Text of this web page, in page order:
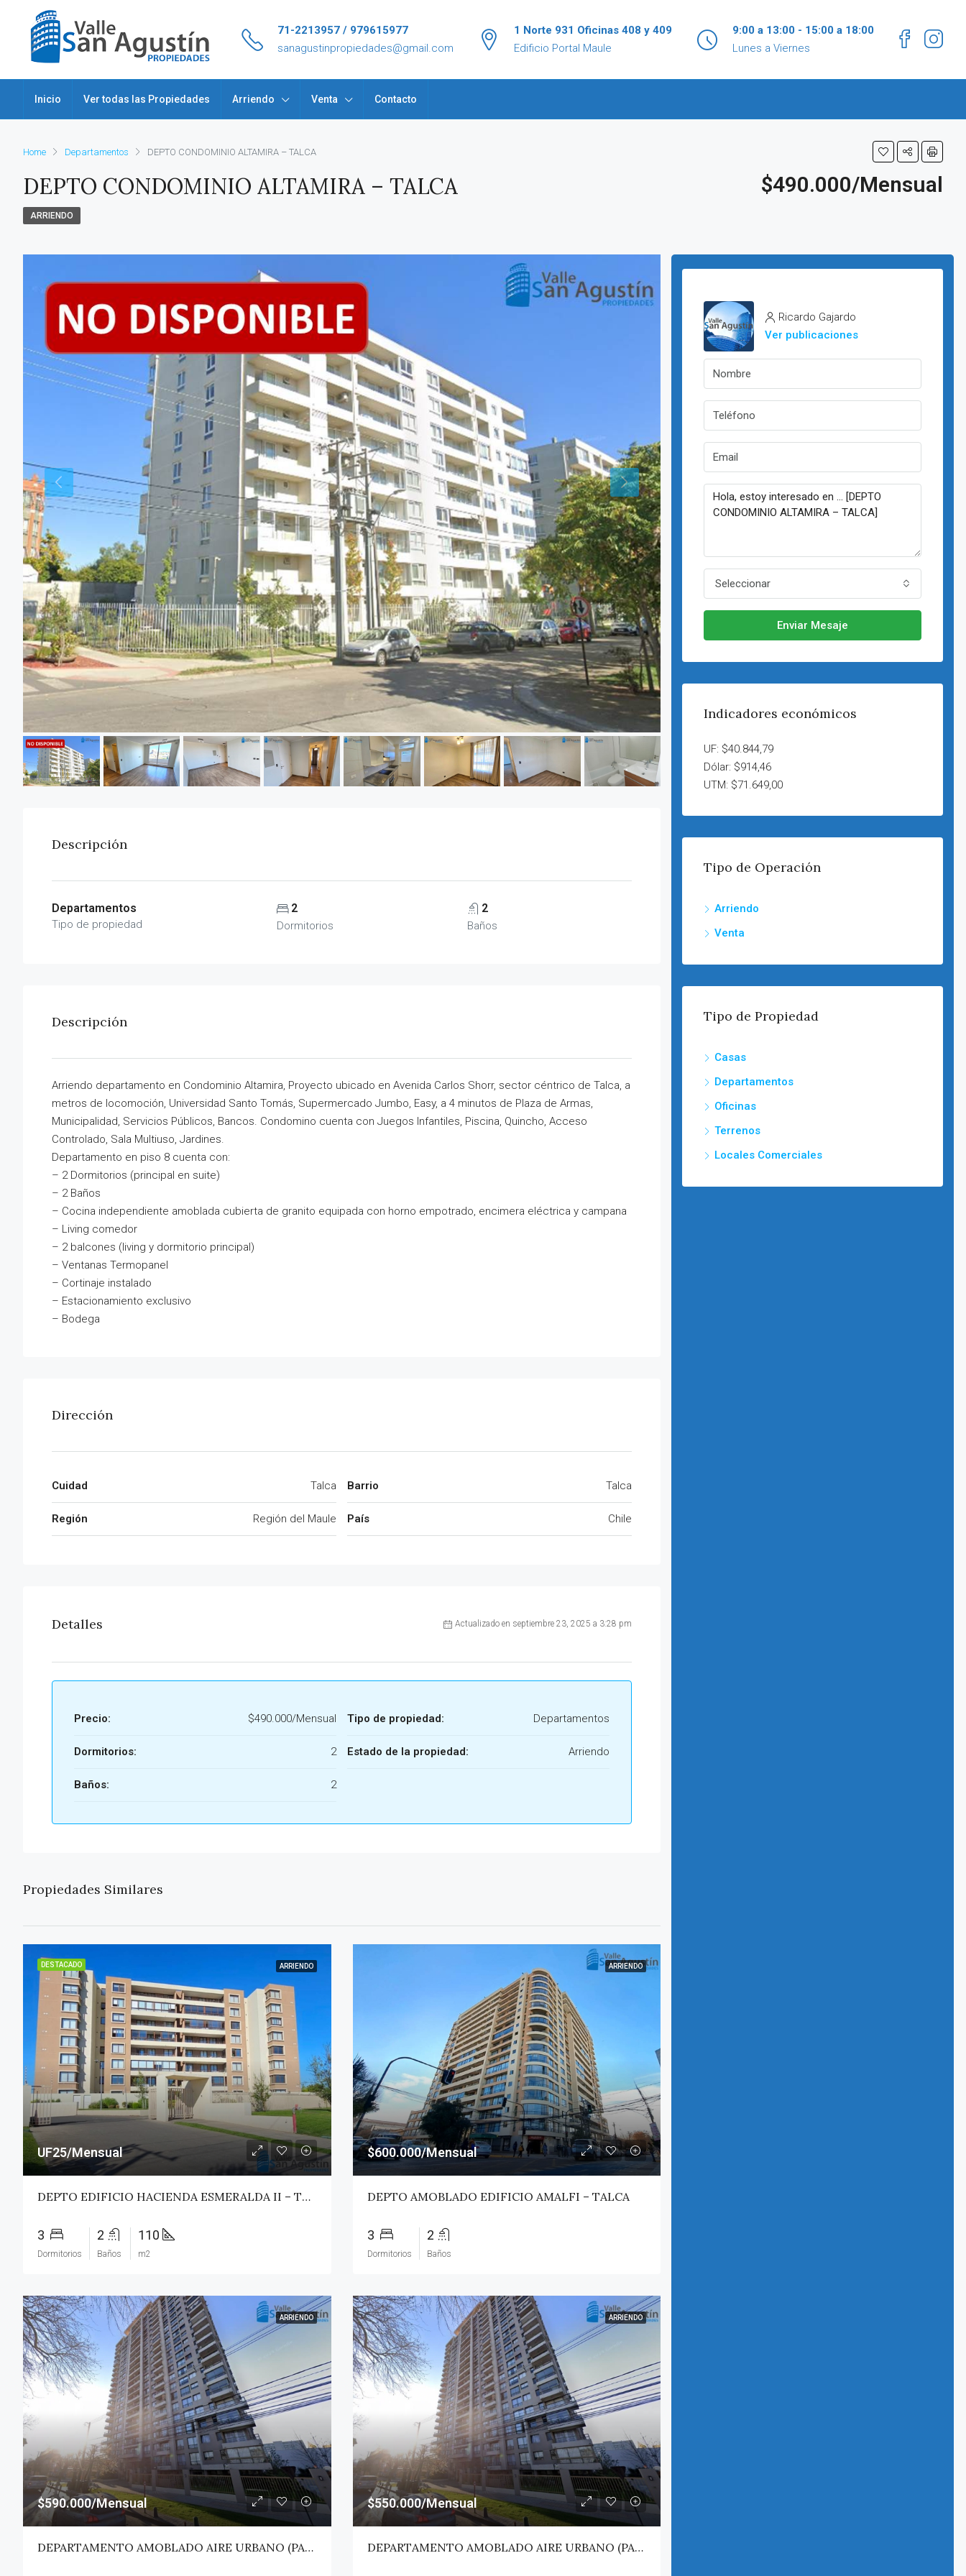
71-2213957 / 979615977
sanagustinpropiedades@gmail.com
1 Norte 931 Oficinas 408 y 409
Edificio Portal Maule
9:00 a 13:00 - 15:00 a 18:00
Lunes a Viernes
Inicio Ver todas las Propiedades Arriendo Venta Contacto
Home Departamentos DEPTO CONDOMINIO ALTAMIRA – TALCA
DEPTO CONDOMINIO ALTAMIRA – TALCA $490.000/Mensual
ARRIENDO
Descripción
Departamentos
Tipo de propiedad
2
Dormitorios
2
Baños
Descripción
Arriendo departamento en Condominio Altamira, Proyecto ubicado en Avenida Carlos Shorr, sector céntrico de Talca, a
metros de locomoción, Universidad Santo Tomás, Supermercado Jumbo, Easy, a 4 minutos de Plaza de Armas,
Municipalidad, Servicios Públicos, Bancos. Condomino cuenta con Juegos Infantiles, Piscina, Quincho, Acceso
Controlado, Sala Multiuso, Jardines.
Departamento en piso 8 cuenta con:
– 2 Dormitorios (principal en suite)
– 2 Baños
– Cocina independiente amoblada cubierta de granito equipada con horno empotrado, encimera eléctrica y campana
– Living comedor
– 2 balcones (living y dormitorio principal)
– Ventanas Termopanel
– Cortinaje instalado
– Estacionamiento exclusivo
– Bodega
Dirección
Cuidad Talca
Región Región del Maule
Barrio Talca
País Chile
Detalles Actualizado en septiembre 23, 2025 a 3:28 pm
Precio: $490.000/Mensual
Dormitorios: 2
Baños: 2
Tipo de propiedad: Departamentos
Estado de la propiedad: Arriendo
Propiedades Similares
DESTACADO ARRIENDO
UF25/Mensual
DEPTO EDIFICIO HACIENDA ESMERALDA II – TALCA
3
Dormitorios
2
Baños
110
m2
ARRIENDO
$600.000/Mensual
DEPTO AMOBLADO EDIFICIO AMALFI – TALCA
3
Dormitorios
2
Baños
ARRIENDO
$590.000/Mensual
DEPARTAMENTO AMOBLADO AIRE URBANO (PAZ) – TALCA
ARRIENDO
$550.000/Mensual
DEPARTAMENTO AMOBLADO AIRE URBANO (PAZ) – TALCA
Ricardo Gajardo
Ver publicaciones
Seleccionar
Enviar Mesaje
Indicadores económicos
UF: $40.844,79
Dólar: $914,46
UTM: $71.649,00
Tipo de Operación
Arriendo
Venta
Tipo de Propiedad
Casas
Departamentos
Oficinas
Terrenos
Locales Comerciales